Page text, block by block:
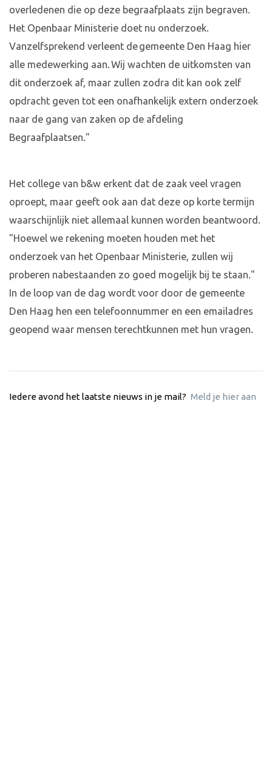
overledenen die op deze begraafplaats zijn begraven.
Het Openbaar Ministerie doet nu onderzoek.
Vanzelfsprekend verleent de gemeente Den Haag hier
alle medewerking aan. Wij wachten de uitkomsten van
dit onderzoek af, maar zullen zodra dit kan ook zelf
opdracht geven tot een onafhankelijk extern onderzoek
naar de gang van zaken op de afdeling
Begraafplaatsen."
Het college van b&w erkent dat de zaak veel vragen
oproept, maar geeft ook aan dat deze op korte termijn
waarschijnlijk niet allemaal kunnen worden beantwoord.
"Hoewel we rekening moeten houden met het
onderzoek van het Openbaar Ministerie, zullen wij
proberen nabestaanden zo goed mogelijk bij te staan."
In de loop van de dag wordt voor door de gemeente
Den Haag hen een telefoonnummer en een emailadres
geopend waar mensen terechtkunnen met hun vragen.
Iedere avond het laatste nieuws in je mail? Meld je hier aan